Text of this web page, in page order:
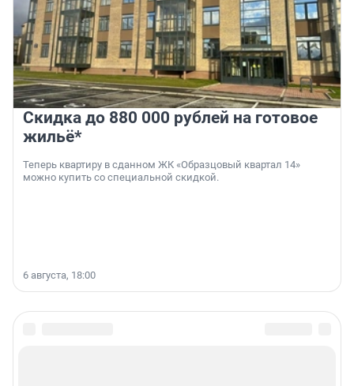
Скидка до 880 000 рублей на готовое
жильё*
Теперь квартиру в сданном ЖК «Образцовый квартал 14»
можно купить со специальной скидкой.
6 августа, 18:00